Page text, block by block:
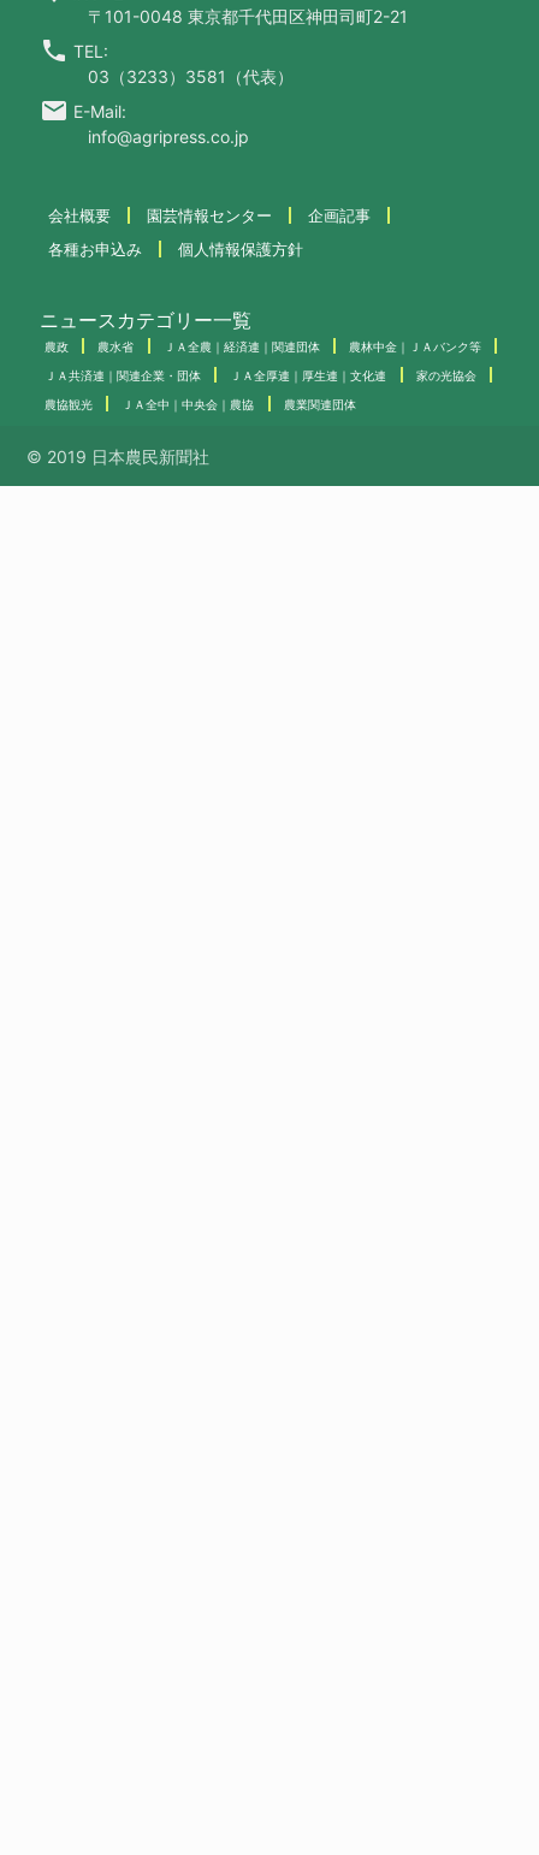
〒101-0048 東京都千代田区神田司町2-21
call TEL:
03（3233）3581（代表）
email E-Mail:
info@agripress.co.jp
会社概要 園芸情報センター
企画記事
各種お申込み
個人情報保護方針
ニュースカテゴリー一覧
農政 農水省 ＪＡ全農｜経済連｜関連団体 農林中金｜ＪＡバンク等
ＪＡ共済連｜関連企業・団体 ＪＡ全厚連｜厚生連｜文化連 家の光協会
農協観光 ＪＡ全中｜中央会｜農協 農業関連団体
© 2019 日本農民新聞社